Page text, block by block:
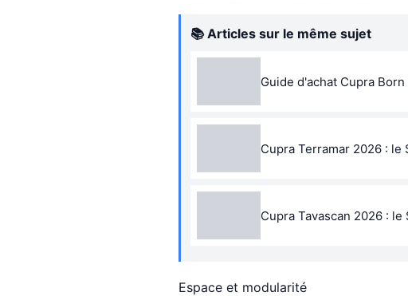
📚 Articles sur le même sujet
Guide d'achat Cupra
Cupra Terramar 2026 :
Cupra Tavascan 2026 :
Espace et modularité